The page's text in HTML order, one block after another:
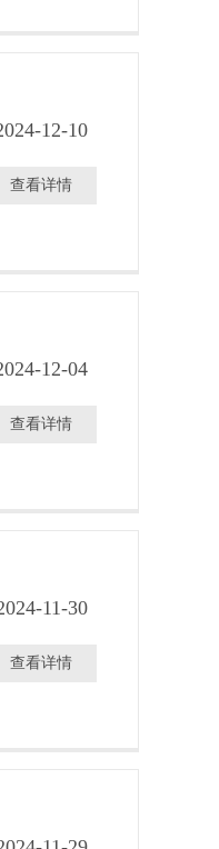
12-10
查看详情
12-04
查看详情
11-30
查看详情